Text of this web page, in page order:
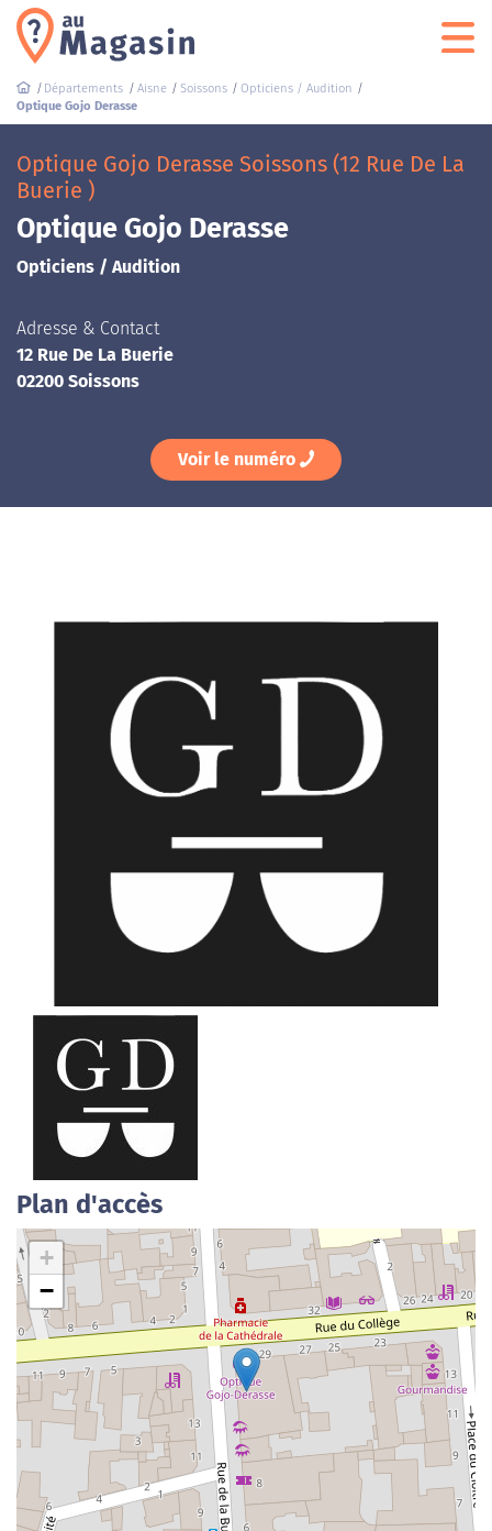
Départements Aisne Soissons
Opticiens / Audition
Optique Gojo Derasse
Optique Gojo Derasse Soissons (12 Rue De La
Buerie )
Optique Gojo Derasse
Opticiens / Audition
Adresse & Contact
12 Rue De La Buerie
02200 Soissons
Voir le numéro
Plan d'accès
+
−